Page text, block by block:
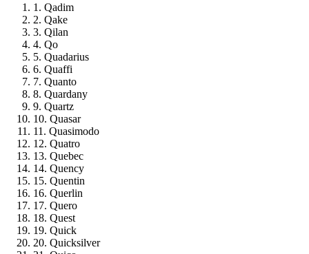
1. Qadim
2. Qake
3. Qilan
4. Qo
5. Quadarius
6. Quaffi
7. Quanto
8. Quardany
9. Quartz
10. Quasar
11. Quasimodo
12. Quatro
13. Quebec
14. Quency
15. Quentin
16. Querlin
17. Quero
18. Quest
19. Quick
20. Quicksilver